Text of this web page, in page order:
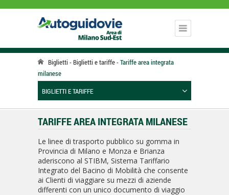
Biglietti Biglietti e tariffe Tariffe area integrata
milanese
BIGLIETTI E TARIFFE
TARIFFE AREA INTEGRATA MILANESE
Le linee di trasporto pubblico su gomma in
Provincia di Milano e Monza e Brianza
aderiscono al STIBM, Sistema Tariffario
Integrato del Bacino di Mobilità che consente
ai Clienti di viaggiare su mezzi di aziende
differenti con un unico documento di viaggio